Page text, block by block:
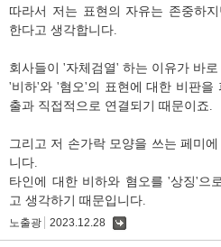
따라서 저는 표현의 자유는 존중하
한다고 생각합니다.
회사들이 '자체검열' 하는 이유가 바로
'비하'와 '혐오'의 표현에 대한 비판을
출과 직접적으로 연결되기 때문이죠.
그리고 저 손가락 모양을 쓰는 페미
니다.
타인에 대한 비하와 혐오를 '상징'으
고 생각하기 때문입니다.
노출광 2023.12.28